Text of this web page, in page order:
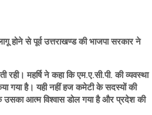
होने से पूर्व उत्तराखण्ड की भाजपा सरकार ने
रही। महर्षि ने कहा कि एम.ए.सी.पी. की व्यवस्था
गया है। यही नहीं हज कमेटी के सदस्यों की
उसका आत्म विश्वास डोल गया है और प्रदेश की